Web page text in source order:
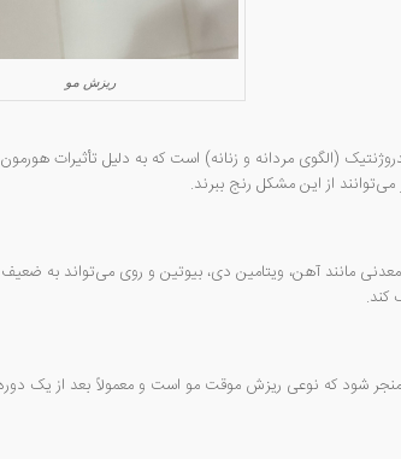
ریزش مو
از این مشکل رنج ببرند.
معدنی مانند آهن، ویتامین دی، بیوتین و روی می‌تواند به
کند.
منجر شود که نوعی ریزش موقت مو است و معمولاً بعد از یک